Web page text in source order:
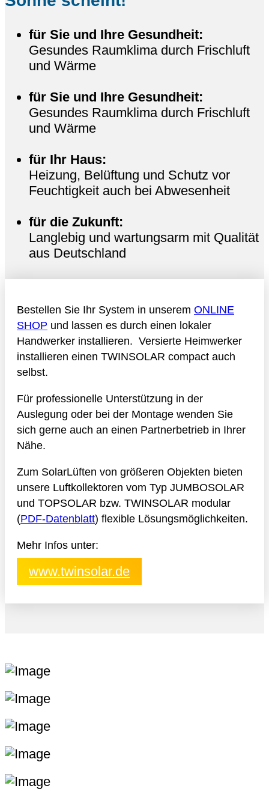
für Sie und Ihre Gesundheit:
Gesundes Raumklima durch Frischluft
und Wärme
für Sie und Ihre Gesundheit:
Gesundes Raumklima durch Frischluft
und Wärme
für Ihr Haus:
Heizung, Belüftung und Schutz vor
Feuchtigkeit auch bei Abwesenheit
für die Zukunft:
Langlebig und wartungsarm mit Qualität
aus Deutschland
Bestellen Sie Ihr System in unserem ONLINE
SHOP und lassen es durch einen lokaler
Handwerker installieren. Versierte Heimwerker
installieren einen TWINSOLAR compact auch
selbst.
Für professionelle Unterstützung in der
Auslegung oder bei der Montage wenden Sie
sich gerne auch an einen Partnerbetrieb in Ihrer
Nähe.
Zum SolarLüften von größeren Objekten bieten
unsere Luftkollektoren vom Typ JUMBOSOLAR
und TOPSOLAR bzw. TWINSOLAR modular
(PDF-Datenblatt) flexible Lösungsmöglichkeiten.
Mehr Infos unter:
www.twinsolar.de